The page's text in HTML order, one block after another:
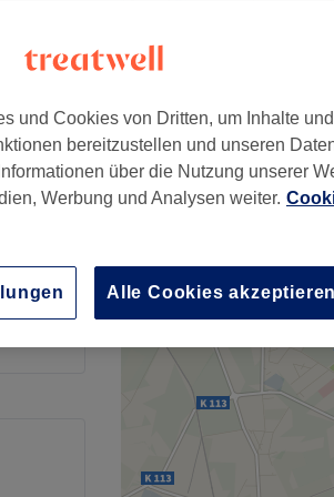
ab 45 €
ab 89 €
und Cookies von Dritten, um Inhalte
bereitzustellen und unseren
über die Nutzung unserer
Werbung und Analysen weiter.
Alle Cookies akzeptieren